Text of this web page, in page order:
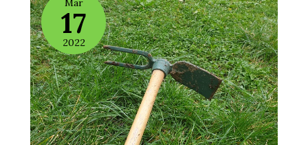
Mar
17
2022